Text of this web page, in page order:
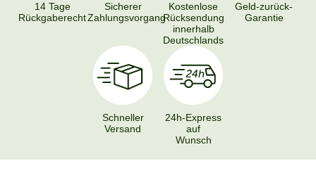
14 Tage
Rückgaberecht
Sicherer
Zahlungsvorgang
Kostenlose
Rücksendung
innerhalb
Deutschlands
Geld-zurück-
Garantie
Schneller
Versand
24h-Express
auf
Wunsch